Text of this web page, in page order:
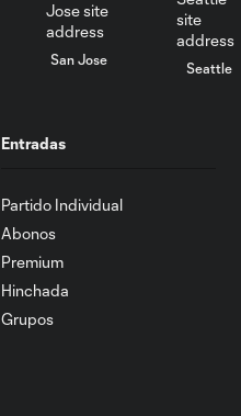
San Jose
Seattle
Entradas
Partido Individual
Abonos
Premium
Hinchada
Grupos